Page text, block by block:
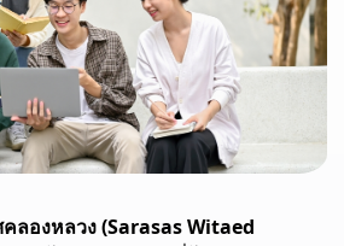
ลองหลวง (Sarasas Witaed